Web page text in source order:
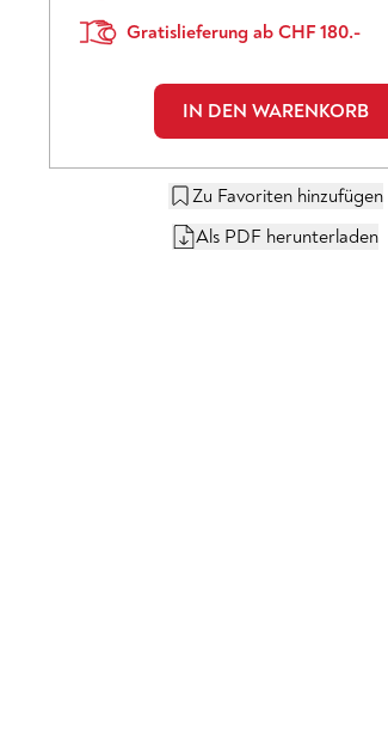
Gratislieferung ab CHF 180.-
IN DEN WARENKORB
Zu Favoriten hinzufügen
Als PDF herunterladen